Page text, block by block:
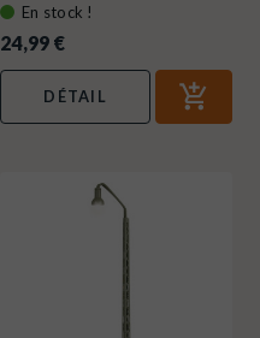
En stock !
24,99 €
DÉTAIL